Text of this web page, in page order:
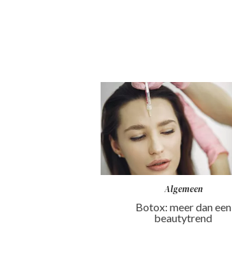
Algemeen
Botox: meer dan een
beautytrend